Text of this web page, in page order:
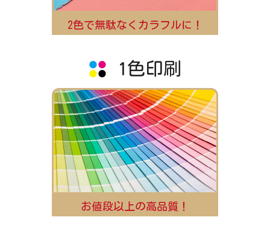
2色で無駄なくカラフルに！
1色印刷
お値段以上の高品質！